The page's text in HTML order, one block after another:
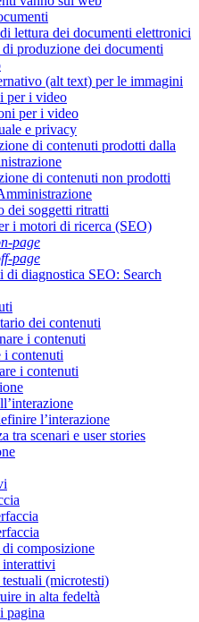
lettura dei documenti elettronici
produzione dei documenti
(alt text) per le immagini
per i video
per i video
e privacy
di contenuti prodotti dalla
di contenuti non prodotti
dei soggetti ritratti
i motori di ricerca (SEO)
page
page
di diagnostica SEO: Search
dei contenuti
i contenuti
i contenuti
i contenuti
l’interazione
tra scenari e user stories
composizione
(microtesti)
in alta fedeltà
pagina